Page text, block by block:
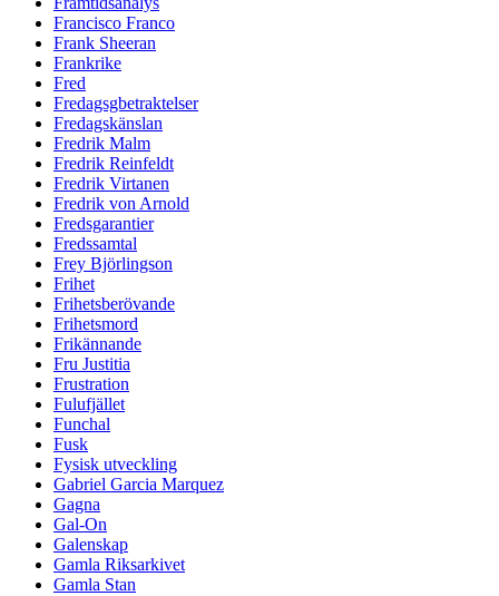
Francisco Franco
Frank Sheeran
Frankrike
Fred
Fredagsgbetraktelser
Fredagskänslan
Fredrik Malm
Fredrik Reinfeldt
Fredrik Virtanen
Fredrik von Arnold
Fredsgarantier
Fredssamtal
Frey Björlingson
Frihet
Frihetsberövande
Frihetsmord
Frikännande
Fru Justitia
Frustration
Fulufjället
Funchal
Fusk
Fysisk utveckling
Gabriel Garcia Marquez
Gagna
Gal-On
Galenskap
Gamla Riksarkivet
Gamla Stan